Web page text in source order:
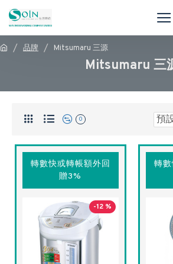
品牌 Mitsumaru 三源
Mitsumaru 三
0
轉數快或轉帳額外回
贈3%
-12 %
轉